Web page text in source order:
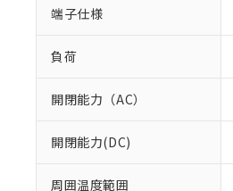
端子仕様
負荷
開閉能力（AC）
開閉能力(DC)
周囲温度範囲